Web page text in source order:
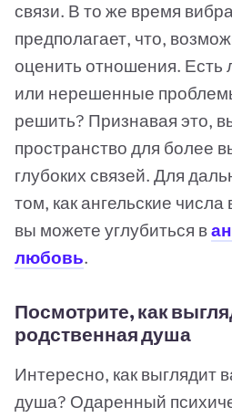
связи. В то же время
предполагает, что,
оценить отношения.
или нерешенные
решить? Признавая это,
пространство для более
глубоких связей. Для
том, как ангельские
вы можете углубиться в
любовь.
Посмотрите, как
родственная душа
Интересно, как выглядит
душа? Одаренный